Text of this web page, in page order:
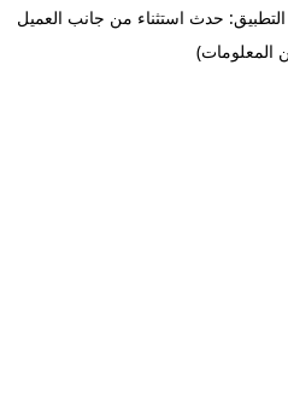
حدث استثناء من جانب العميل
المعلومات)